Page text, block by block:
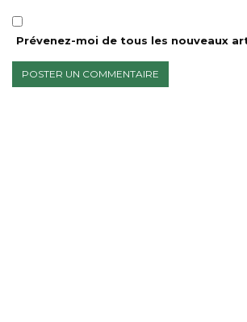
Prévenez-moi de tous les nouveaux